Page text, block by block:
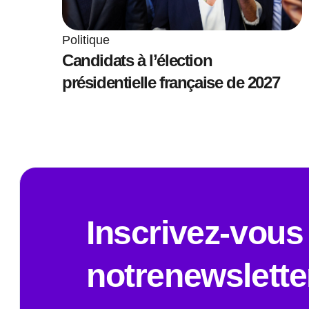
Politique
Candidats à l’élection
présidentielle française de 2027
Inscrivez-vous